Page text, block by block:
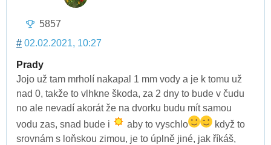
5857
# 02.02.2021, 10:27
Prady
Jojo už tam mrholí nakapal 1 mm vody a je k tomu už
nad 0, takže to vlhkne škoda, za 2 dny to bude v čudu
no ale nevadí akorát že na dvorku budu mít samou
vodu zas, snad bude i
aby to vyschlo
když to
srovnám s loňskou zimou, je to úplně jiné, jak říkáš,